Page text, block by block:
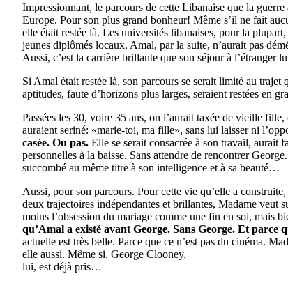
Impressionnant, le parcours de cette Libanaise que la
Europe. Pour son plus grand bonheur! Même s’il ne fait
elle était restée là. Les universités libanaises, pour la
jeunes diplômés locaux, Amal, par la suite, n’aurait pas
Aussi, c’est la carrière brillante que son séjour à l’étranger
Si Amal était restée là, son parcours se serait limité au
aptitudes, faute d’horizons plus larges, seraient restées en
Passées les 30, voire 35 ans, on l’aurait taxée de vieille
auraient seriné: «marie-toi, ma fille», sans lui laisser ni
casée. Ou pas. Elle se serait consacrée à son travail, aurait
personnelles à la baisse. Sans attendre de rencontrer
succombé au même titre à son intelligence et à sa beauté…
Aussi, pour son parcours. Pour cette vie qu’elle a
deux trajectoires indépendantes et brillantes, Madame veut
moins l’obsession du mariage comme une fin en soi, mais
qu’Amal a existé avant George. Sans George. Et parce
actuelle est très belle. Parce que ce n’est pas du cinéma.
elle aussi. Même si, George Clooney,
lui, est déjà pris…